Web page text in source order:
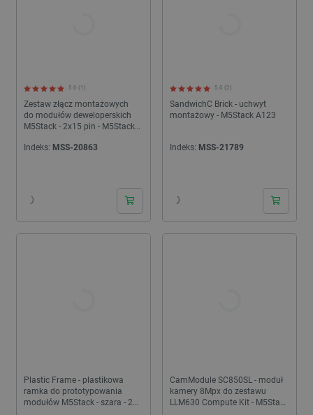
Zestaw złącz montażowych
do modułów deweloperskich
M5Stack - 2x15 pin - M5Stack
5.0 (1)
Indeks: MSS-20863
SandwichC Brick - uchwyt
montażowy - M5Stack A123
5.0 (2)
Indeks: MSS-21789
Plastic Frame - plastikowa
ramka do prototypowania
modułów M5Stack - szara - 2
CamModule SC850SL - moduł
kamery 8Mpx do zestawu
LLM630 Compute Kit - M5Stack